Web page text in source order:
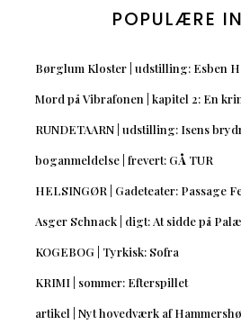
POPULÆRE
Børglum Kloster | udstilling: Esben
Mord på Vibrafonen | kapitel 2: En
RUNDETAARN | udstilling: Isens
boganmeldelse | frevert: GÅ TUR
HELSINGØR | Gadeteater: Passage
Asger Schnack | digt: At sidde på
KOGEBOG | Tyrkisk: Sofra
KRIMI | sommer: Efterspillet
artikel | Nyt hovedværk af